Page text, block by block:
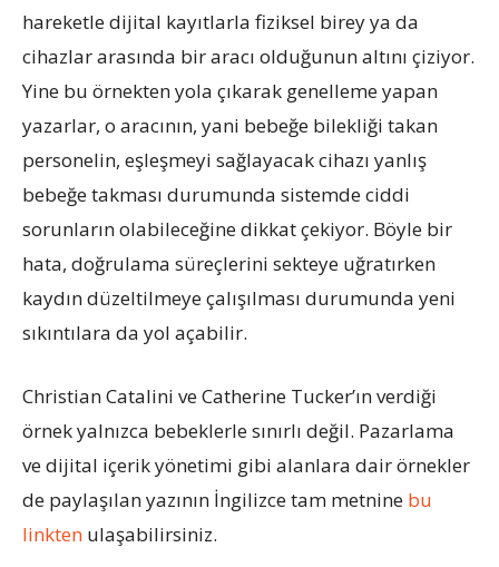
hareketle dijital kayıtlarla fiziksel birey ya da
cihazlar arasında bir aracı olduğunun altını çiziyor.
Yine bu örnekten yola çıkarak genelleme yapan
yazarlar, o aracının, yani bebeğe bilekliği takan
personelin, eşleşmeyi sağlayacak cihazı yanlış
bebeğe takması durumunda sistemde ciddi
sorunların olabileceğine dikkat çekiyor. Böyle bir
hata, doğrulama süreçlerini sekteye uğratırken
kaydın düzeltilmeye çalışılması durumunda yeni
sıkıntılara da yol açabilir.
Christian Catalini ve Catherine Tucker’ın verdiği
örnek yalnızca bebeklerle sınırlı değil. Pazarlama
ve dijital içerik yönetimi gibi alanlara dair örnekler
de paylaşılan yazının İngilizce tam metnine bu
linkten ulaşabilirsiniz.